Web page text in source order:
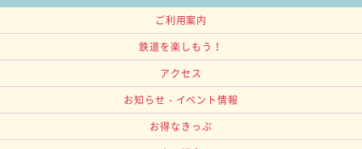
ご利用案内
鉄道を楽しもう！
アクセス
お知らせ・イベント情報
お得なきっぷ